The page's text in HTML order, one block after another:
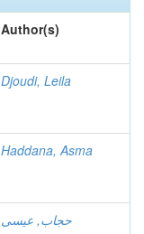
Author(s)
Djoudi, Leila
Haddana, Asma
حجاب, عيسى